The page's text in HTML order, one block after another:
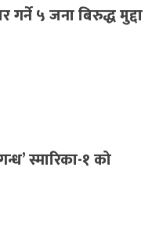
गर्ने ५ जना बिरुद्ध मुद्दा
स्मारिका-१ को